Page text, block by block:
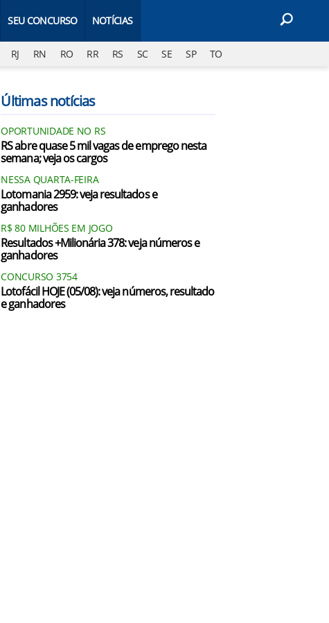
SEU CONCURSO NOTÍCIAS
RJ RN RO RR RS SC SE SP TO
Últimas notícias
OPORTUNIDADE NO RS
RS abre quase 5 mil vagas de emprego nesta
semana; veja os cargos
NESSA QUARTA-FEIRA
Lotomania 2959: veja resultados e
ganhadores
R$ 80 MILHÕES EM JOGO
Resultados +Milionária 378: veja números e
ganhadores
CONCURSO 3754
Lotofácil HOJE (05/08): veja números, resultado
e ganhadores